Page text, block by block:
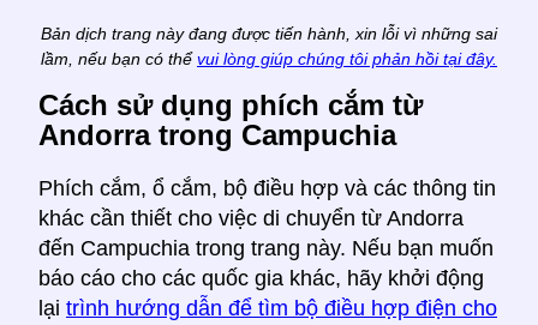
Bản dịch trang này đang được tiến hành, xin lỗi vì những sai
lầm, nếu bạn có thể vui lòng giúp chúng tôi phản hồi tại đây.
Cách sử dụng phích cắm từ
Andorra trong Campuchia
Phích cắm, ổ cắm, bộ điều hợp và các thông tin
khác cần thiết cho việc di chuyển từ Andorra
đến Campuchia trong trang này. Nếu bạn muốn
báo cáo cho các quốc gia khác, hãy khởi động
lại trình hướng dẫn để tìm bộ điều hợp điện cho